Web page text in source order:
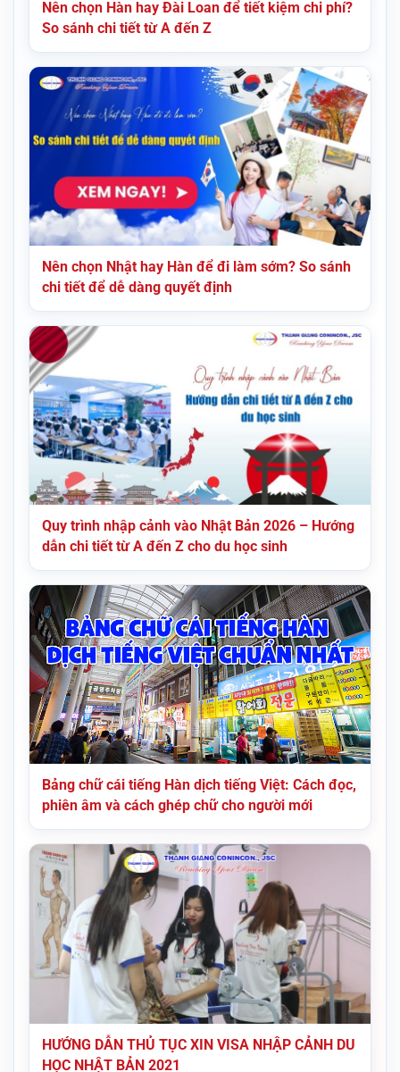
Nên chọn Hàn hay Đài Loan để tiết kiệm chi phí?
So sánh chi tiết từ A đến Z
Nên chọn Nhật hay Hàn để đi làm sớm? So sánh
chi tiết để dễ dàng quyết định
Quy trình nhập cảnh vào Nhật Bản 2026 – Hướng
dẫn chi tiết từ A đến Z cho du học sinh
Bảng chữ cái tiếng Hàn dịch tiếng Việt: Cách đọc,
phiên âm và cách ghép chữ cho người mới
HƯỚNG DẪN THỦ TỤC XIN VISA NHẬP CẢNH DU
HỌC NHẬT BẢN 2021